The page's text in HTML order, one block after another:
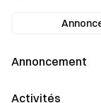
Annoncement
Activités